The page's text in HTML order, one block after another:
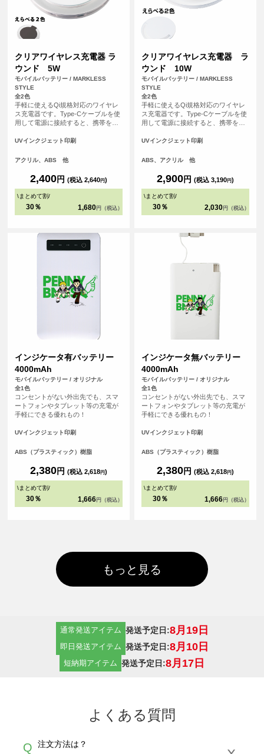
クリアワイヤレス充電器 ラ
ウンド 5W
モバイルバッテリー / MARKLESS
STYLE
全2色
手軽に使えるQi規格対応のワイヤレ
ス充電器です。Type-Cケーブルを使
用して電源に接続すると、携帯を置
青いライトが輝き、外側のアクリル
美しく彩ります。
UVインクジェット印刷
アクリル、ABS 他
2,400円 (税込 2,640円)
\まとめて割/
30％ 1,680 円（税込）
クリアワイヤレス充電器 ラ
ウンド 10W
モバイルバッテリー / MARKLESS
STYLE
全2色
手軽に使えるQi規格対応のワイヤレ
ス充電器です。Type-Cケーブルを使
用して電源に接続すると、携帯を置
アクリルを使用したことで、光が反
きれいに点灯するため、置いている
ベーシックでお使いいただきやすい
ブラック・ホワイトの2色展開です。
自宅やオフィスなどでインテリア感
イベントの記念品やお店のオリジナ
UVインクジェット印刷
ABS、アクリル 他
2,900円 (税込 3,190円)
\まとめて割/
30％ 2,030 円（税込）
インジケータ有バッテリー
4000mAh
モバイルバッテリー / オリジナル
全1色
コンセントがない外出先でも、スマ
ートフォンやタブレット等の充電が
手軽にできる優れもの！
UVインクジェット印刷
ABS（プラスティック）樹脂
2,380円 (税込 2,618円)
\まとめて割/
30％ 1,666 円（税込）
インジケータ無バッテリー
4000mAh
モバイルバッテリー / オリジナル
全1色
コンセントがない外出先でも、スマ
ートフォンやタブレット等の充電が
手軽にできる優れもの！
UVインクジェット印刷
ABS（プラスティック）樹脂
2,380円 (税込 2,618円)
\まとめて割/
30％ 1,666 円（税込）
もっと見る
通常発送アイテム 発送予定日:8月19日
即日発送アイテム 発送予定日:8月10日
短納期アイテム 発送予定日:8月17日
よくある質問
Q 注文方法は？